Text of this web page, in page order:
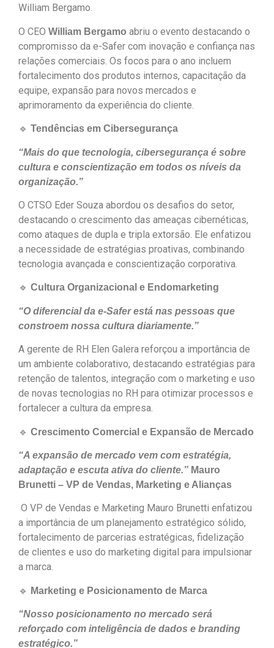
William Bergamo.
O CEO William Bergamo abriu o evento destacando o
compromisso da e-Safer com inovação e confiança nas
relações comerciais. Os focos para o ano incluem
fortalecimento dos produtos internos, capacitação da
equipe, expansão para novos mercados e
aprimoramento da experiência do cliente.
🔹 Tendências em Cibersegurança
“Mais do que tecnologia, cibersegurança é sobre
cultura e conscientização em todos os níveis da
organização.”
O CTSO Eder Souza abordou os desafios do setor,
destacando o crescimento das ameaças cibernéticas,
como ataques de dupla e tripla extorsão. Ele enfatizou
a necessidade de estratégias proativas, combinando
tecnologia avançada e conscientização corporativa.
🔹 Cultura Organizacional e Endomarketing
“O diferencial da e-Safer está nas pessoas que
constroem nossa cultura diariamente.”
A gerente de RH Elen Galera reforçou a importância de
um ambiente colaborativo, destacando estratégias para
retenção de talentos, integração com o marketing e uso
de novas tecnologias no RH para otimizar processos e
fortalecer a cultura da empresa.
🔹 Crescimento Comercial e Expansão de Mercado
“A expansão de mercado vem com estratégia,
adaptação e escuta ativa do cliente.” Mauro
Brunetti – VP de Vendas, Marketing e Alianças
O VP de Vendas e Marketing Mauro Brunetti enfatizou
a importância de um planejamento estratégico sólido,
fortalecimento de parcerias estratégicas, fidelização
de clientes e uso do marketing digital para impulsionar
a marca.
🔹 Marketing e Posicionamento de Marca
“Nosso posicionamento no mercado será
reforçado com inteligência de dados e branding
estratégico.”